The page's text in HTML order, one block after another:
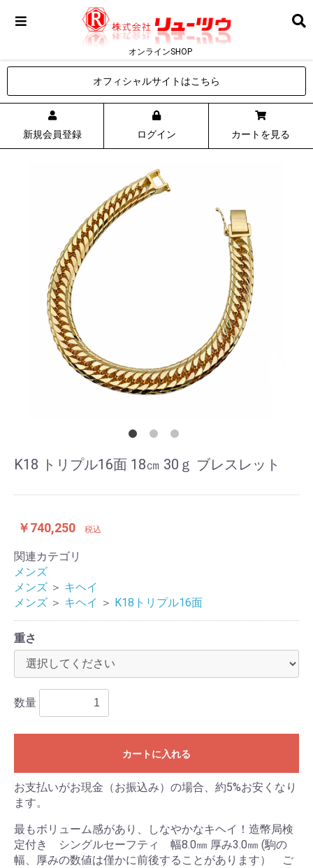
オンラインSHOP
オフィシャルサイトはこちら
新規会員登録 ログイン カートを見る
K18 トリプル16面 18㎝ 30ｇ ブレスレット
￥740,250 税込
関連カテゴリ
メンズ
メンズ ＞ キヘイ
メンズ ＞ キヘイ ＞ K18トリプル16面
重さ
数量
カートに入れる
お支払いがお現金（お振込み）の場合、約5%お安くなり
ます。
最もボリューム感があり、しなやかなキヘイ！造幣局検
定付き シングルセーフティ 幅8.0㎜ 厚み3.0㎜ (駒の
幅、厚みの数値は僅かに前後することがあります） ご